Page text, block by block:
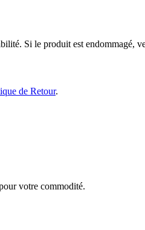
Si le produit est endommagé,
de Retour.
votre commodité.